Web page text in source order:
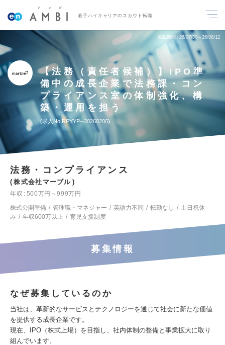
若手ハイキャリアのスカウト転職
掲載期間 26/07/30～26/08/12
【法務（責任者候補）】IPO準
備中の成長企業で法務課・コン
プライアンス室の体制強化、構
築・運用を担う
求人No.RPYYP--20260206
法務・コンプライアンス
株式会社マーブル
年収
500万円～999万円
株式公開準備
管理職・マネジャー 英語力不問 転勤なし
土日祝休
み
年収600万以上 育児支援制度
募集情報
なぜ募集しているのか
当社は、革新的なサービスとテクノロジーを通じて社会に新たな価値
を提供する成長企業です。
現在、IPO（株式上場）を目指し、社内体制の整備と事業拡大に取り
組んでいます。